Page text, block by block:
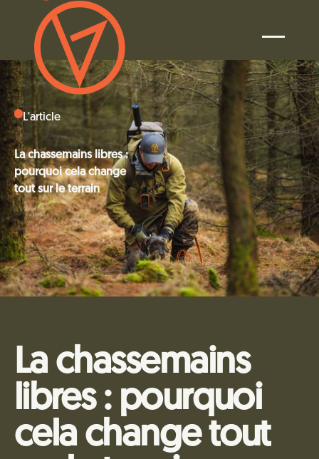
L'article
La chassemains libres :
pourquoi cela change
tout sur le terrain
La chassemains
libres : pourquoi
cela change tout